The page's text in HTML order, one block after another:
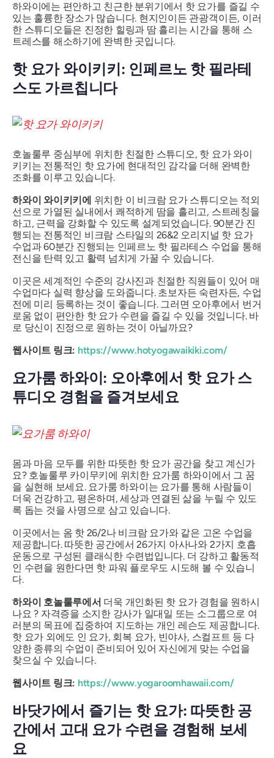
하와이에는 편안하고 친근한 분위기에서 핫 요가를 즐길 수
있는 훌륭한 장소가 많습니다. 현지인이든 관광객이든, 이러
한 스튜디오들은 진정한 힐링과 땀 흘리는 시간을 통해 스
트레스를 해소하기에 완벽한 곳입니다.
핫 요가 와이키키: 인페르노 핫 필라테
스도 가르칩니다
호놀룰루 중심부에 위치한 친절한 스튜디오, 핫 요가 와이
키키는 전통적인 핫 요가에 현대적인 감각을 더해 완벽한
조화를 이루고 있습니다.
하와이 와이키키에 위치한 이 비크람 요가 스튜디오는 적외
선으로 가열된 실내에서 쾌적하게 땀을 흘리고, 스트레칭을
하고, 근력을 강화할 수 있도록 설계되었습니다. 90분간 진
행되는 전통적인 비크람 스타일의 26&2 오리지널 핫 요가
수업과 60분간 진행되는 인페르노 핫 필라테스 수업을 통해
전신을 탄력 있고 활력 넘치게 가꿀 수 있습니다.
이곳은 세계적인 수준의 강사진과 친절한 직원들이 있어 매
수업마다 실력 향상을 도와줍니다. 초보자든 숙련자든, 수업
전에 미리 등록하는 것이 좋습니다. 그러면 오아후에서 번거
로움 없이 편안한 핫 요가 수련을 즐길 수 있을 것입니다. 바
로 당신이 진정으로 원하는 것이 아닐까요?
웹사이트 링크: https://www.hotyogawaikiki.com/
요가룸 하와이: 오아후에서 핫 요가 스
튜디오 경험을 즐겨보세요
몸과 마음 모두를 위한 따뜻한 핫 요가 공간을 찾고 계신가
요? 호놀룰루 카이무키에 위치한 요가룸 하와이에서 그 꿈
을 실현해 보세요. 요가룸 하와이는 요가를 통해 사람들이
더욱 건강하고, 평온하며, 세상과 연결된 삶을 누릴 수 있도
록 돕는 것을 사명으로 삼고 있습니다.
이곳에서는 옴 핫 26/2나 비크람 요가와 같은 고온 수업을
제공합니다. 따뜻한 공간에서 26가지 아사나와 2가지 호흡
운동으로 구성된 클래식한 수련법입니다. 더 강하고 활동적
인 수련을 원한다면 핫 파워 플로우도 시도해 볼 수 있습니
다.
하와이 호놀룰루에서 더욱 개인화된 핫 요가 경험을 원하시
나요 ? 자격증을 소지한 강사가 일대일 또는 소그룹으로 여
러분의 목표에 집중하여 지도하는 개인 레슨도 제공합니다.
핫 요가 외에도 인 요가, 회복 요가, 빈야사, 스컬프트 등 다
양한 종류의 수업이 준비되어 있어 자신에게 맞는 수업을
찾으실 수 있습니다.
웹사이트 링크: https://www.yogaroomhawaii.com/
바닷가에서 즐기는 핫 요가: 따뜻한 공
간에서 고대 요가 수련을 경험해 보세
요